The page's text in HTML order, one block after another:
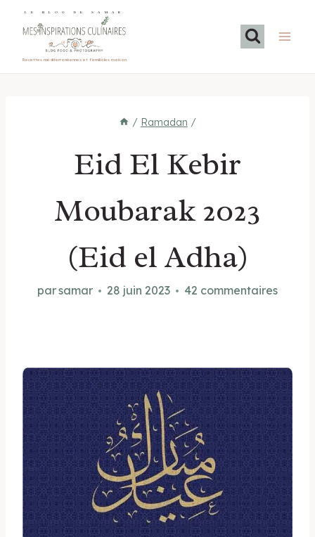
LE BLOG DE SAMAR
Recettes méditerranéennes et familiales maison
/ Ramadan /
Eid El Kebir
Moubarak 2023
(Eid el Adha)
parsamar 28 juin 2023 42 commentaires